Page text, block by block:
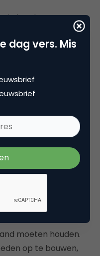
houden over
met
workshops ter
tools. Elk
in de relatie
in bepaalde
kan zijn. De
besluitvorming
het
moeten houden.
op te bouwen,
dag vers. Mis